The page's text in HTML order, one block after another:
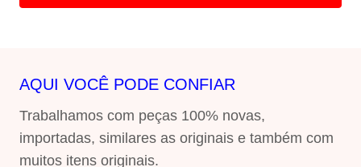
AQUI VOCÊ PODE CONFIAR
Trabalhamos com peças 100% novas,
importadas, similares as originais e também com
muitos itens originais.